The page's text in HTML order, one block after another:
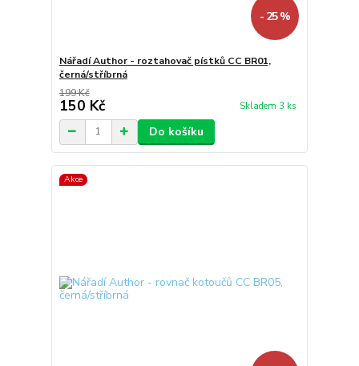
- 25 %
Nářadí Author - roztahovač pístků CC BR01,
černá/stříbrná
199 Kč
150 Kč Skladem 3 ks
Do košíku
Akce